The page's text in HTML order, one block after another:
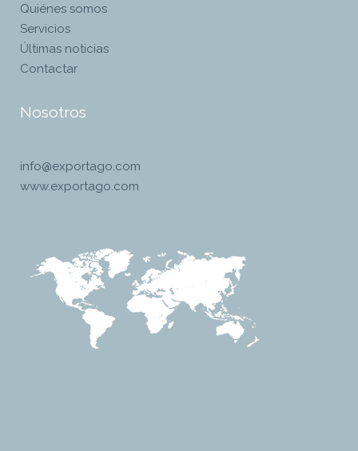
Quiénes somos
Servicios
Últimas noticias
Contactar
Nosotros
info@exportago.com
www.exportago.com